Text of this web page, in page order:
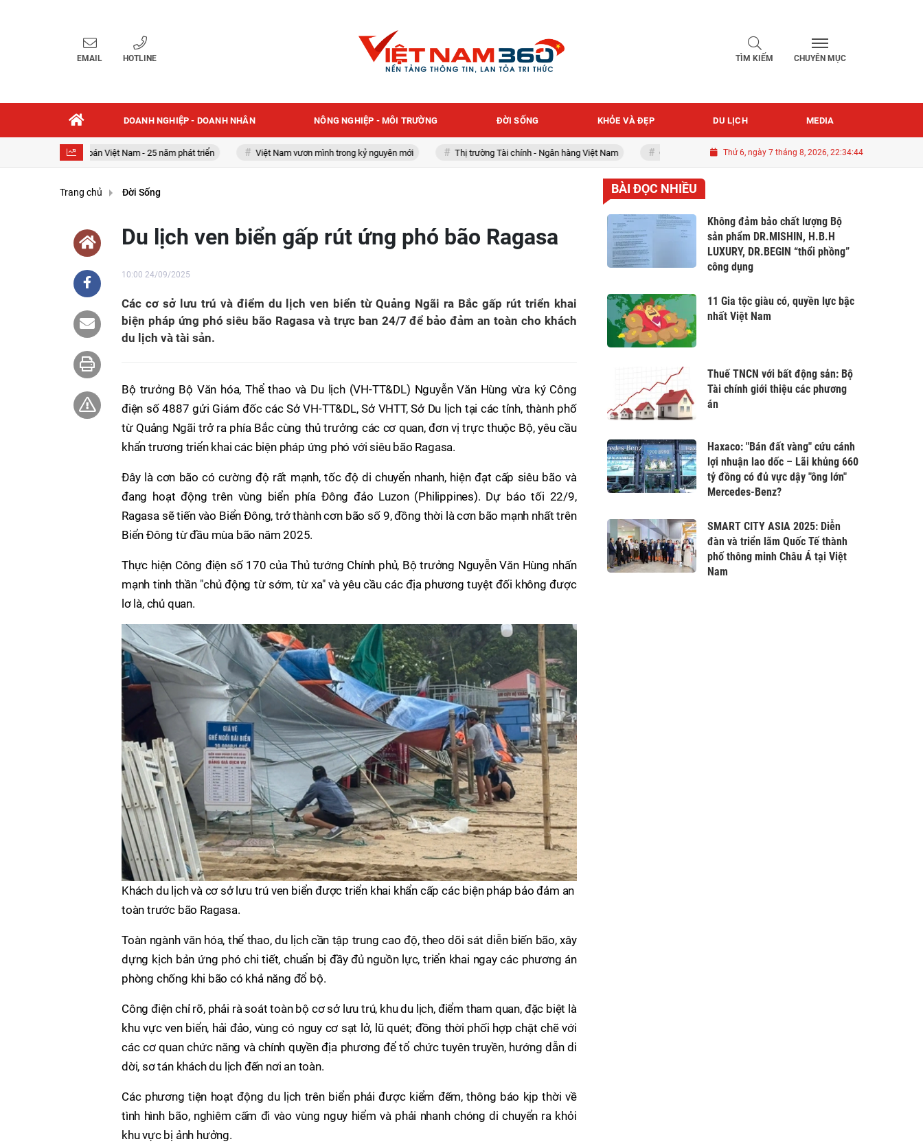
EMAIL HOTLINE TÌM KIẾM CHUYÊN MỤC
DOANH NGHIỆP - DOANH NHÂN NÔNG NGHIỆP - MÔI TRƯỜNG ĐỜI SỐNG KHỎE VÀ ĐẸP DU LỊCH MEDIA
Chứng khoán Việt Nam - 25 năm phát triển Việt Nam vươn mình trong kỷ nguyên mới Thị trường Tài chính - Ngân hàng Việt Nam Quốc khánh 2-9 Thứ 6, ngày 7 tháng 8, 2026, 22:34:45
Trang chủ Đời Sống
Du lịch ven biển gấp rút ứng phó bão Ragasa
10:00 24/09/2025
Các cơ sở lưu trú và điểm du lịch ven biển từ Quảng Ngãi ra Bắc gấp rút triển khai
biện pháp ứng phó siêu bão Ragasa và trực ban 24/7 để bảo đảm an toàn cho khách
du lịch và tài sản.
Bộ trưởng Bộ Văn hóa, Thể thao và Du lịch (VH-TT&DL) Nguyễn Văn Hùng vừa ký Công
điện số 4887 gửi Giám đốc các Sở VH-TT&DL, Sở VHTT, Sở Du lịch tại các tỉnh, thành phố
từ Quảng Ngãi trở ra phía Bắc cùng thủ trưởng các cơ quan, đơn vị trực thuộc Bộ, yêu cầu
khẩn trương triển khai các biện pháp ứng phó với siêu bão Ragasa.
Đây là cơn bão có cường độ rất mạnh, tốc độ di chuyển nhanh, hiện đạt cấp siêu bão và
đang hoạt động trên vùng biển phía Đông đảo Luzon (Philippines). Dự báo tối 22/9,
Ragasa sẽ tiến vào Biển Đông, trở thành cơn bão số 9, đồng thời là cơn bão mạnh nhất trên
Biển Đông từ đầu mùa bão năm 2025.
Thực hiện Công điện số 170 của Thủ tướng Chính phủ, Bộ trưởng Nguyễn Văn Hùng nhấn
mạnh tinh thần "chủ động từ sớm, từ xa" và yêu cầu các địa phương tuyệt đối không được
lơ là, chủ quan.
Khách du lịch và cơ sở lưu trú ven biển được triển khai khẩn cấp các biện pháp bảo đảm an
toàn trước bão Ragasa.
Toàn ngành văn hóa, thể thao, du lịch cần tập trung cao độ, theo dõi sát diễn biến bão, xây
dựng kịch bản ứng phó chi tiết, chuẩn bị đầy đủ nguồn lực, triển khai ngay các phương án
phòng chống khi bão có khả năng đổ bộ.
Công điện chỉ rõ, phải rà soát toàn bộ cơ sở lưu trú, khu du lịch, điểm tham quan, đặc biệt là
khu vực ven biển, hải đảo, vùng có nguy cơ sạt lở, lũ quét; đồng thời phối hợp chặt chẽ với
các cơ quan chức năng và chính quyền địa phương để tổ chức tuyên truyền, hướng dẫn di
dời, sơ tán khách du lịch đến nơi an toàn.
Các phương tiện hoạt động du lịch trên biển phải được kiểm đếm, thông báo kịp thời về
tình hình bão, nghiêm cấm đi vào vùng nguy hiểm và phải nhanh chóng di chuyển ra khỏi
khu vực bị ảnh hưởng.
BÀI ĐỌC NHIỀU
Không đảm bảo chất lượng Bộ
sản phẩm DR.MISHIN, H.B.H
LUXURY, DR.BEGIN “thổi phồng”
công dụng
11 Gia tộc giàu có, quyền lực bậc
nhất Việt Nam
Thuế TNCN với bất động sản: Bộ
Tài chính giới thiệu các phương
án
Haxaco: "Bán đất vàng" cứu cánh
lợi nhuận lao dốc – Lãi khủng 660
tỷ đồng có đủ vực dậy "ông lớn"
Mercedes-Benz?
SMART CITY ASIA 2025: Diễn
đàn và triển lãm Quốc Tế thành
phố thông minh Châu Á tại Việt
Nam